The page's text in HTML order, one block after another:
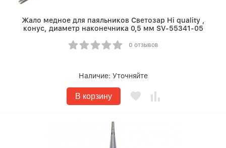
Жало медное для паяльников Светозар Hi quality ,
конус, диаметр наконечника 0,5 мм SV-55341-05
0 отзывов
Наличие: Уточняйте
В корзину